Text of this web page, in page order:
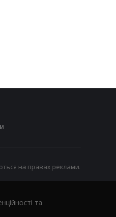
на правах реклами.
та